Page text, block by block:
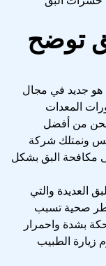
توضح
هو جديد في مجال
المعدات
من أفضل
ونمتلك شركة
البق بشكل
العديدة والتي
صحية تسبب
بشدة واحمرار
زيارة الطبيب